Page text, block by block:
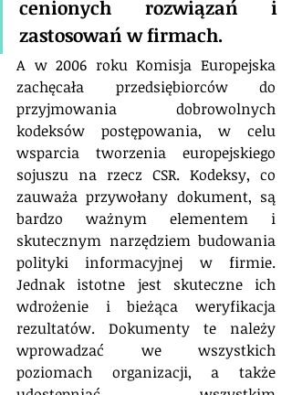
cenionych rozwiązań i
zastosowań w firmach.
A w 2006 roku Komisja Europejska
zachęcała przedsiębiorców do
przyjmowania dobrowolnych
kodeksów postępowania, w celu
wsparcia tworzenia europejskiego
sojuszu na rzecz CSR. Kodeksy, co
zauważa przywołany dokument, są
bardzo ważnym elementem i
skutecznym narzędziem budowania
polityki informacyjnej w firmie.
Jednak istotne jest skuteczne ich
wdrożenie i bieżąca weryfikacja
rezultatów. Dokumenty te należy
wprowadzać we wszystkich
poziomach organizacji, a także